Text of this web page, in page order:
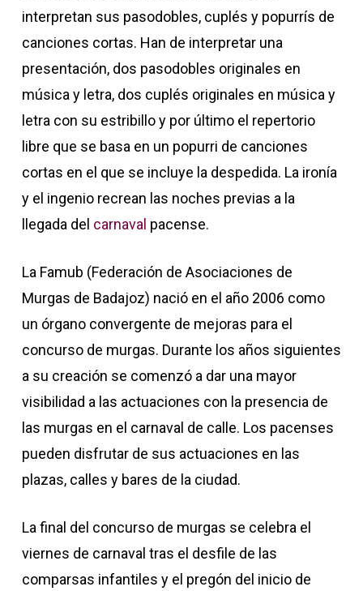
interpretan sus pasodobles, cuplés y popurrís de
canciones cortas. Han de interpretar una
presentación, dos pasodobles originales en
música y letra, dos cuplés originales en música y
letra con su estribillo y por último el repertorio
libre que se basa en un popurri de canciones
cortas en el que se incluye la despedida. La ironía
y el ingenio recrean las noches previas a la
llegada del carnaval pacense.
La Famub (Federación de Asociaciones de
Murgas de Badajoz) nació en el año 2006 como
un órgano convergente de mejoras para el
concurso de murgas. Durante los años siguientes
a su creación se comenzó a dar una mayor
visibilidad a las actuaciones con la presencia de
las murgas en el carnaval de calle. Los pacenses
pueden disfrutar de sus actuaciones en las
plazas, calles y bares de la ciudad.
La final del concurso de murgas se celebra el
viernes de carnaval tras el desfile de las
comparsas infantiles y el pregón del inicio de